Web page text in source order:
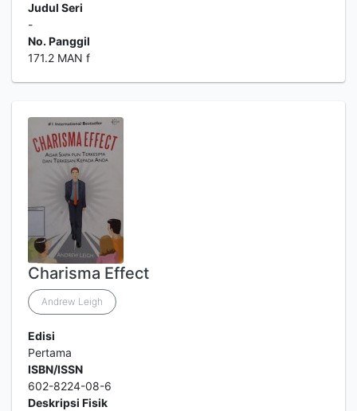
Judul Seri
-
No. Panggil
171.2 MAN f
Charisma Effect
Andrew Leigh
Edisi
Pertama
ISBN/ISSN
602-8224-08-6
Deskripsi Fisik